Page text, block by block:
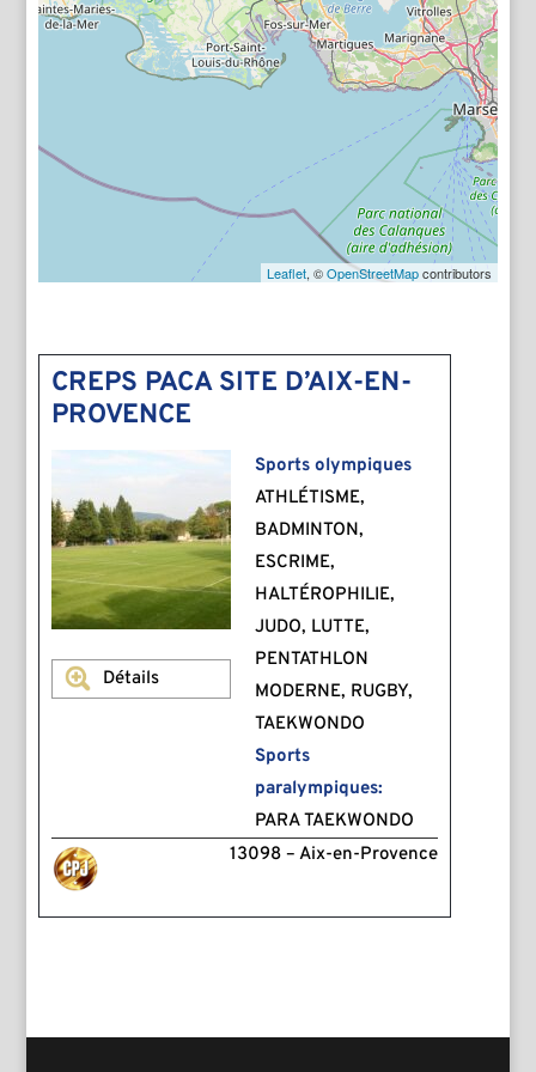
Leaflet, ©OpenStreetMapcontributors
CREPS PACA SITE D’AIX-EN-
PROVENCE
Détails
Sports olympiques
ATHLÉTISME,
BADMINTON,
ESCRIME,
HALTÉROPHILIE,
JUDO, LUTTE,
PENTATHLON
MODERNE, RUGBY,
TAEKWONDO
Sports
paralympiques:
PARA TAEKWONDO
13098 – Aix-en-Provence